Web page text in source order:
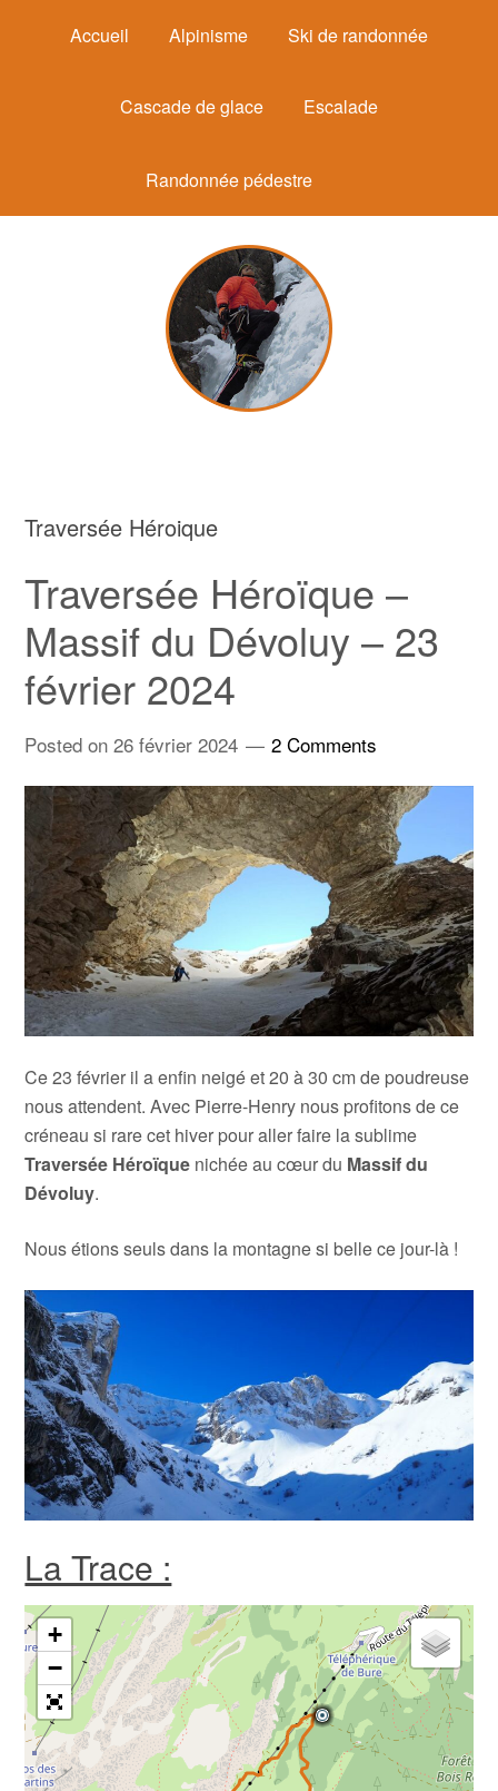
Accueil Alpinisme Ski de randonnée
Cascade de glace Escalade
Randonnée pédestre
Traversée Héroique
Traversée Héroïque –
Massif du Dévoluy – 23
février 2024
Posted on26 février 2024 2 Comments
Ce 23 février il a enfin neigé et 20 à 30 cm de poudreuse
nous attendent. Avec Pierre-Henry nous profitons de ce
créneau si rare cet hiver pour aller faire la sublime
Traversée Héroïque nichée au cœur du Massif du
Dévoluy.
Nous étions seuls dans la montagne si belle ce jour-là !
La Trace :
+
−